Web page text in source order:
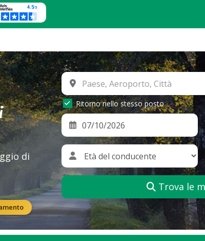
di
Ritorno nello stesso posto
Trova le